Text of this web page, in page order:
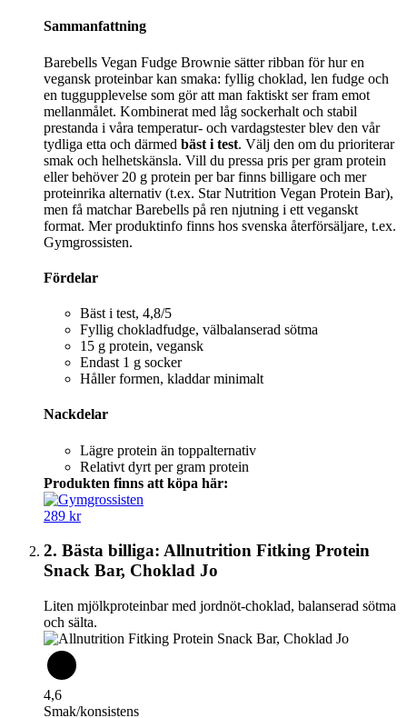
Sammanfattning
Barebells Vegan Fudge Brownie sätter ribban för hur en
vegansk proteinbar kan smaka: fyllig choklad, len fudge och
en tuggupplevelse som gör att man faktiskt ser fram emot
mellanmålet. Kombinerat med låg sockerhalt och stabil
prestanda i våra temperatur- och vardagstester blev den vår
tydliga etta och därmed bäst i test. Välj den om du prioriterar
smak och helhetskänsla. Vill du pressa pris per gram protein
eller behöver 20 g protein per bar finns billigare och mer
proteinrika alternativ (t.ex. Star Nutrition Vegan Protein Bar),
men få matchar Barebells på ren njutning i ett veganskt
format. Mer produktinfo finns hos svenska återförsäljare, t.ex.
Gymgrossisten.
Fördelar
Bäst i test, 4,8/5
Fyllig chokladfudge, välbalanserad sötma
15 g protein, vegansk
Endast 1 g socker
Håller formen, kladdar minimalt
Nackdelar
Lägre protein än toppalternativ
Relativt dyrt per gram protein
Produkten finns att köpa här:
289 kr
2. Bästa billiga: Allnutrition Fitking Protein
Snack Bar, Choklad Jo
Liten mjölkproteinbar med jordnöt-choklad, balanserad sötma
och sälta.
4,6
Smak/konsistens